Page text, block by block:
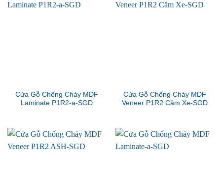
Cửa Gỗ Chống Cháy MDF
Laminate P1R2-a-SGD
Cửa Gỗ Chống Cháy MDF
Veneer P1R2 Căm Xe-SGD